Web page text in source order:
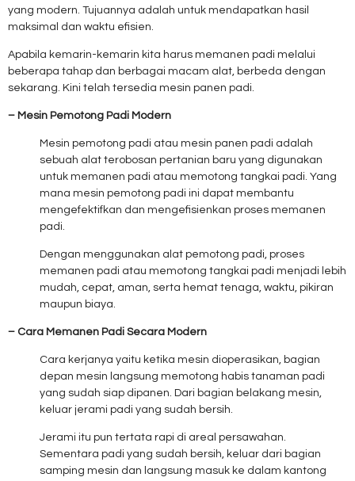
yang modern. Tujuannya adalah untuk mendapatkan hasil
maksimal dan waktu efisien.
Apabila kemarin-kemarin kita harus memanen padi melalui
beberapa tahap dan berbagai macam alat, berbeda dengan
sekarang. Kini telah tersedia mesin panen padi.
– Mesin Pemotong Padi Modern
Mesin pemotong padi atau mesin panen padi adalah
sebuah alat terobosan pertanian baru yang digunakan
untuk memanen padi atau memotong tangkai padi. Yang
mana mesin pemotong padi ini dapat membantu
mengefektifkan dan mengefisienkan proses memanen
padi.
Dengan menggunakan alat pemotong padi, proses
memanen padi atau memotong tangkai padi menjadi lebih
mudah, cepat, aman, serta hemat tenaga, waktu, pikiran
maupun biaya.
– Cara Memanen Padi Secara Modern
Cara kerjanya yaitu ketika mesin dioperasikan, bagian
depan mesin langsung memotong habis tanaman padi
yang sudah siap dipanen. Dari bagian belakang mesin,
keluar jerami padi yang sudah bersih.
Jerami itu pun tertata rapi di areal persawahan.
Sementara padi yang sudah bersih, keluar dari bagian
samping mesin dan langsung masuk ke dalam kantong